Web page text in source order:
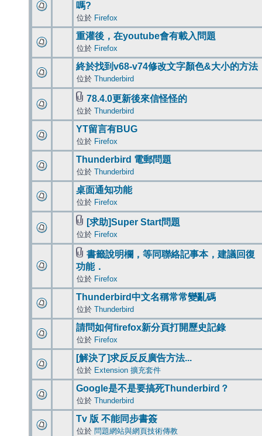
嗎?
位於 Firefox
重灌後，在youtube會有載入問題
位於 Firefox
終於找到v68-v74修改文字顏色&大小的方法
位於 Thunderbird
78.4.0更新後來信怪怪的
位於 Thunderbird
YT留言有BUG
位於 Firefox
Thunderbird 電郵問題
位於 Thunderbird
桌面通知功能
位於 Firefox
[求助]Super Start問題
位於 Firefox
書籤說明欄，等同聯絡記事本，建議回復
功能．
位於 Firefox
Thunderbird中文名稱常常變亂碼
位於 Thunderbird
請問如何firefox新分頁打開歷史記錄
位於 Firefox
[解決了]求反反反廣告方法...
位於 Extension 擴充套件
Google是不是要搞死Thunderbird？
位於 Thunderbird
Tv 版 不能同步書簽
位於 問題網站與網頁技術傳教